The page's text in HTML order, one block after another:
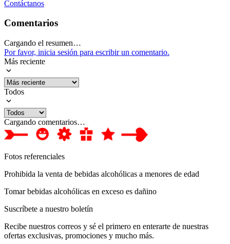
Contáctanos
Comentarios
Cargando el resumen…
Por favor, inicia sesión para escribir un comentario.
Más reciente
Todos
Cargando comentarios…
Fotos referenciales
Prohibida la venta de bebidas alcohólicas a menores de edad
Tomar bebidas alcohólicas en exceso es dañino
Suscríbete a nuestro boletín
Recibe nuestros correos y sé el primero en enterarte de nuestras
ofertas exclusivas, promociones y mucho más.